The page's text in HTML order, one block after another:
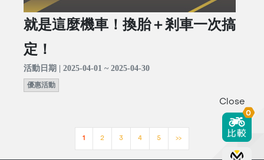
就是這麼機車！換胎＋剎車一次搞
定！
活動日期 | 2025-04-01 ~ 2025-04-30
優惠活動
1 2 3 4 5 >>
Close
0